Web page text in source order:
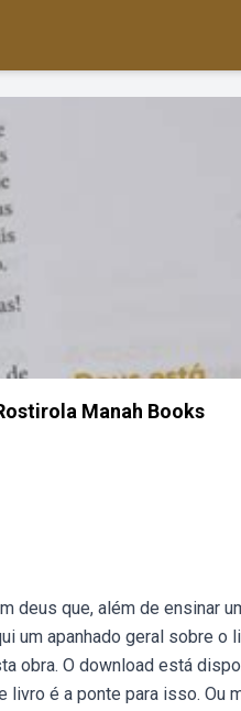
Manah Books
deus que, além de ensinar
um apanhado geral sobre o
obra. O download está
é a ponte para isso. Ou